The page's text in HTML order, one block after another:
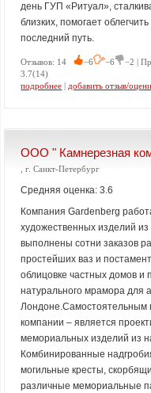
день ГУП «Ритуал»,
близких, помогает
последний путь.
Отзывов: 14 −6 −6
−2 |
3.7(14)
подробнее | добавить отзыв/
ООО " Камнерезная
, г. Санкт-Петербург
Средняя оценка: 3.6
Компания Gardenberg
художественных изделий
выполнены сотни заказов
простейших ваз и
облицовке частных домов и
натурального мрамора для
Лондоне.Самостоятельным
компании – является
мемориальных изделий из
Комбинированные
могильные кресты,
различные мемориальные